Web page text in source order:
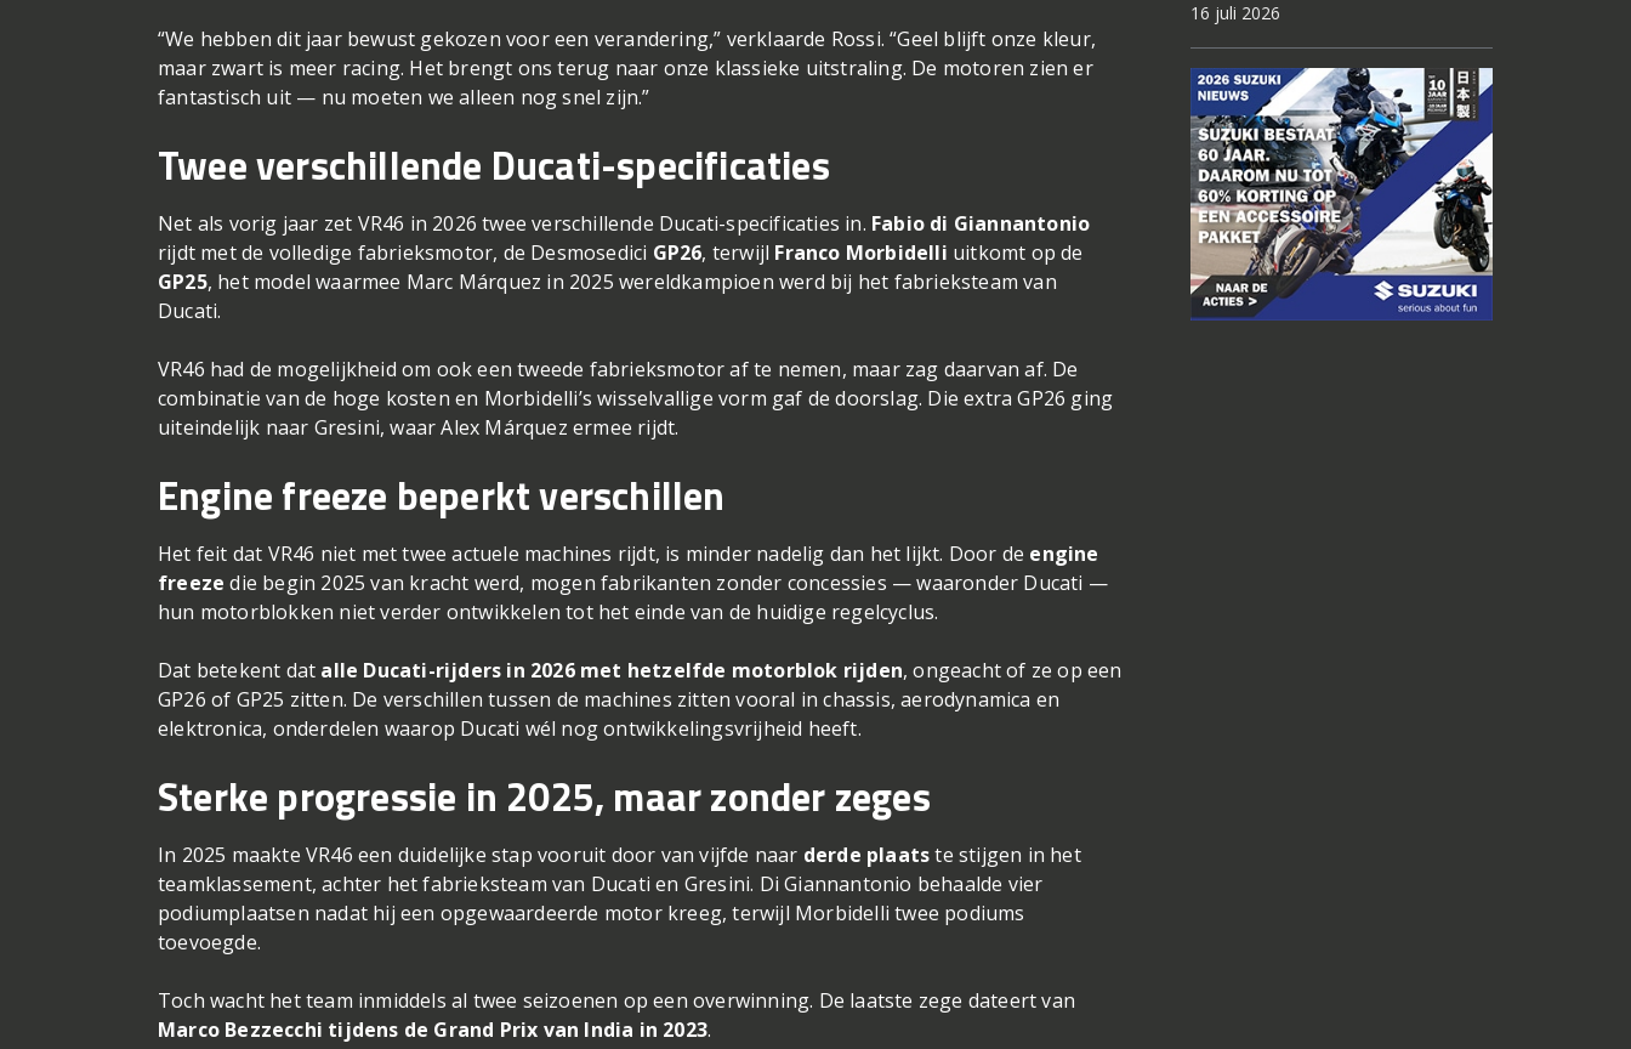
“We hebben dit jaar bewust gekozen voor een verandering,” verklaarde Rossi. “Geel blijft onze kleur,
maar zwart is meer racing. Het brengt ons terug naar onze klassieke uitstraling. De motoren zien er
fantastisch uit — nu moeten we alleen nog snel zijn.”
Twee verschillende Ducati-specificaties
Net als vorig jaar zet VR46 in 2026 twee verschillende Ducati-specificaties in. Fabio di Giannantonio
rijdt met de volledige fabrieksmotor, de Desmosedici GP26, terwijl Franco Morbidelli uitkomt op de
GP25, het model waarmee Marc Márquez in 2025 wereldkampioen werd bij het fabrieksteam van
Ducati.
VR46 had de mogelijkheid om ook een tweede fabrieksmotor af te nemen, maar zag daarvan af. De
combinatie van de hoge kosten en Morbidelli’s wisselvallige vorm gaf de doorslag. Die extra GP26 ging
uiteindelijk naar Gresini, waar Alex Márquez ermee rijdt.
Engine freeze beperkt verschillen
Het feit dat VR46 niet met twee actuele machines rijdt, is minder nadelig dan het lijkt. Door de engine
freeze die begin 2025 van kracht werd, mogen fabrikanten zonder concessies — waaronder Ducati —
hun motorblokken niet verder ontwikkelen tot het einde van de huidige regelcyclus.
Dat betekent dat alle Ducati-rijders in 2026 met hetzelfde motorblok rijden, ongeacht of ze op een
GP26 of GP25 zitten. De verschillen tussen de machines zitten vooral in chassis, aerodynamica en
elektronica, onderdelen waarop Ducati wél nog ontwikkelingsvrijheid heeft.
Sterke progressie in 2025, maar zonder zeges
In 2025 maakte VR46 een duidelijke stap vooruit door van vijfde naar derde plaatste stijgen in het
teamklassement, achter het fabrieksteam van Ducati en Gresini. Di Giannantonio behaalde vier
podiumplaatsen nadat hij een opgewaardeerde motor kreeg, terwijl Morbidelli twee podiums
toevoegde.
Toch wacht het team inmiddels al twee seizoenen op een overwinning. De laatste zege dateert van
Marco Bezzecchi tijdens de Grand Prix van India in 2023.
16 juli 2026